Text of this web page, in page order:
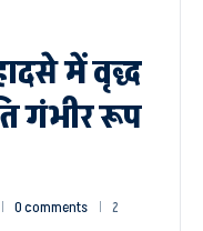
में वृद्ध
गंभीर रूप
0 comments
2